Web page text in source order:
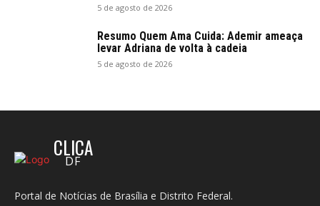
5 de agosto de 2026
Resumo Quem Ama Cuida: Ademir ameaça
levar Adriana de volta à cadeia
5 de agosto de 2026
CLICA
DF
Portal de Notícias de Brasília e Distrito Federal.